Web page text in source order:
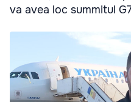
va avea loc summitul